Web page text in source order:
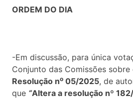
ORDEM DO DIA
-Em discussão, para única
Conjunto das Comissões sobre
Resolução no 05/2025, de
que “Altera a resolução nº